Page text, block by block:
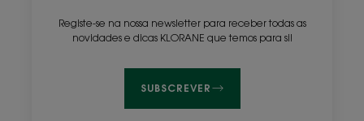
Registe-se na nossa newsletter para receber todas as
novidades e dicas KLORANE que temos para si!
SUBSCREVER
Perguntas frequentesContacto